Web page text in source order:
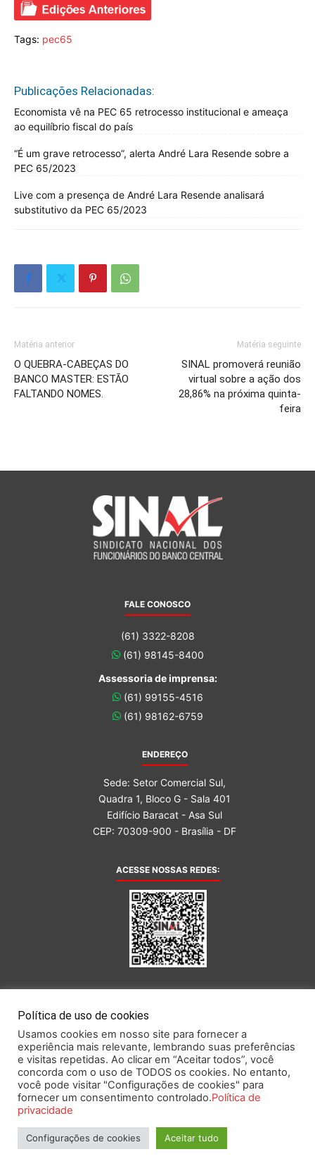
Tags: pec65
Publicações Relacionadas:
Economista vê na PEC 65 retrocesso institucional e ameaça
ao equilíbrio fiscal do país
“É um grave retrocesso”, alerta André Lara Resende sobre a
PEC 65/2023
Live com a presença de André Lara Resende analisará
substitutivo da PEC 65/2023
Matéria anterior
O QUEBRA-CABEÇAS DO
BANCO MASTER: ESTÃO
FALTANDO NOMES.
Matéria seguinte
SINAL promoverá reunião
virtual sobre a ação dos
28,86% na próxima quinta-
feira
FALE CONOSCO
(61) 3322-8208
(61) 98145-8400
Assessoria de imprensa:
(61) 99155-4516
(61) 98162-6759
ENDEREÇO
Sede: Setor Comercial Sul,
Quadra 1, Bloco G - Sala 401
Edifício Baracat - Asa Sul
CEP: 70309-900 - Brasília - DF
ACESSE NOSSAS REDES:
Este portal obedece às prescrições da Lei Geral de Proteção de Dados.
2026 SINAL – Sindicato Nacional dos Funcionários do Banco Central.
Política de uso de cookies
Usamos cookies em nosso site para fornecer a
experiência mais relevante, lembrando suas preferências
e visitas repetidas. Ao clicar em “Aceitar todos”, você
concorda com o uso de TODOS os cookies. No entanto,
você pode visitar "Configurações de cookies" para
fornecer um consentimento controlado.Política de
privacidade
Configurações de cookies Aceitar tudo